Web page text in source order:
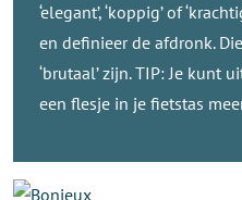
‘elegant’, ‘koppig’ of
en definieer de afdronk.
‘brutaal’ zijn. TIP: Je kunt
een flesje in je fietstas